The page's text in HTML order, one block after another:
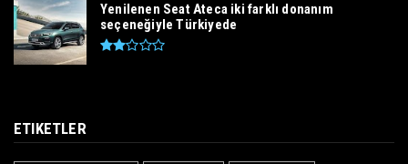
Yenilenen Seat Ateca iki farklı donanım
seçeneğiyle Türkiyede
ETIKETLER